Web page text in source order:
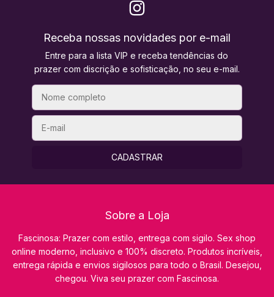
Receba nossas novidades por e-mail
Entre para a lista VIP e receba tendências do
prazer com discrição e sofisticação, no seu e-mail.
Sobre a Loja
Fascinosa: Prazer com estilo, entrega com sigilo. Sex shop
online moderno, inclusivo e 100% discreto. Produtos incríveis,
entrega rápida e envios sigilosos para todo o Brasil. Desejou,
chegou. Viva seu prazer com Fascinosa.